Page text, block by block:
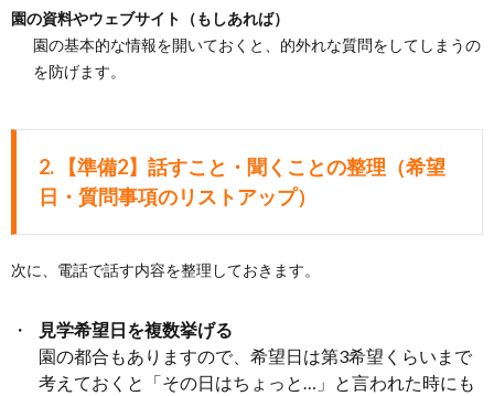
園の資料やウェブサイト（もしあれば）
園の基本的な情報を開いておくと、的外れな質問をしてしまうの
を防げます。
2.
【準備2】話すこと・聞くことの整理（希望
日・質問事項のリストアップ）
次に、電話で話す内容を整理しておきます。
見学希望日を複数挙げる
園の都合もありますので、希望日は第3希望くらいまで
考えておくと「その日はちょっと…」と言われた時にも